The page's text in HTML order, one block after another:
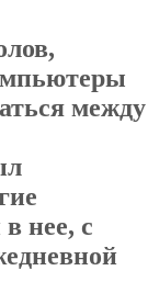
между
нее, с